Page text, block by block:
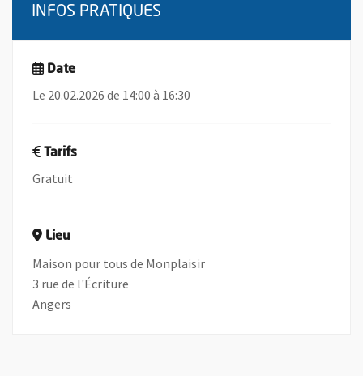
INFOS PRATIQUES
Date
Le 20.02.2026 de 14:00 à 16:30
Tarifs
Gratuit
Lieu
Maison pour tous de Monplaisir
3 rue de l'Écriture
Angers